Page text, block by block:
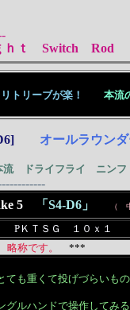
ｈｔ Switch Rod
リトリーブが楽！ 本流
D6] オールラウン
ドライフライ ニン
5 「S4-D6」 （
PＫＴＳＧ １０ｘ
称です。 ***
も重くて投げづらいも
ルハンドで操作してみ